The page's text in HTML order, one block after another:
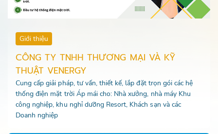
Giới thiệu
CÔNG TY TNHH THƯƠNG MẠI VÀ KỸ
THUẬT VENERGY
Cung cấp giải pháp, tư vấn, thiết kế, lắp đặt trọn gói các hệ
thống điện mặt trời Áp mái cho: Nhà xưởng, nhà máy Khu
công nghiệp, khu nghỉ dưỡng Resort, Khách sạn và các
Doanh nghiệp